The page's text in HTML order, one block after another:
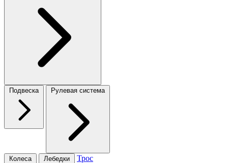
Подвеска Рулевая система
Колеса Лебедки Трос